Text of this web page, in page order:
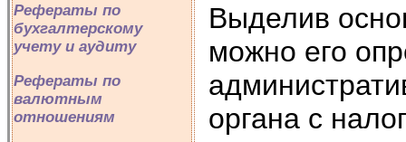
Рефераты по
бухгалтерскому
учету и аудиту
Рефераты по
валютным
отношениям
Выделив
можно его
органа с